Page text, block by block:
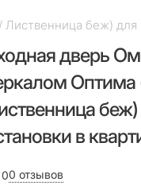
беж) для
дверь
Оптима
в
00 отзывов